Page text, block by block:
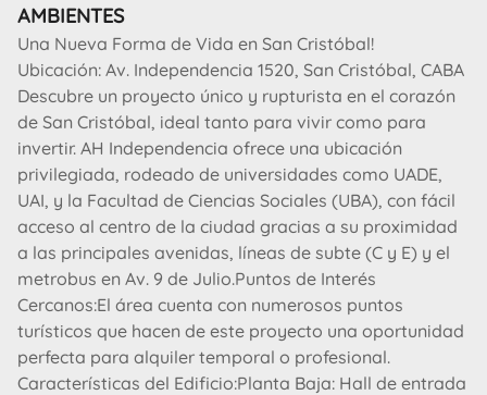
AMBIENTES
Una Nueva Forma de Vida en San Cristóbal!
Ubicación: Av. Independencia 1520, San Cristóbal, CABA
Descubre un proyecto único y rupturista en el corazón
de San Cristóbal, ideal tanto para vivir como para
invertir. AH Independencia ofrece una ubicación
privilegiada, rodeado de universidades como UADE,
UAI, y la Facultad de Ciencias Sociales (UBA), con fácil
acceso al centro de la ciudad gracias a su proximidad
a las principales avenidas, líneas de subte (C y E) y el
metrobus en Av. 9 de Julio.Puntos de Interés
Cercanos:El área cuenta con numerosos puntos
turísticos que hacen de este proyecto una oportunidad
perfecta para alquiler temporal o profesional.
Características del Edificio:Planta Baja: Hall de entrada